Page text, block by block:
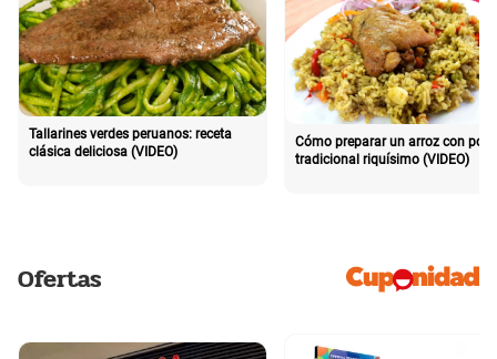
Tallarines verdes peruanos: receta
clásica deliciosa (VIDEO)
Cómo preparar un arroz con pollo
tradicional riquísimo (VIDEO)
Ofertas